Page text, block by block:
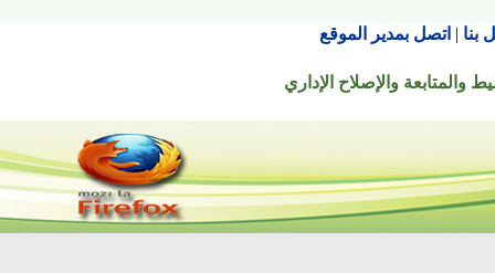
| اتصل بمدير الموقع
والإصلاح الإداري